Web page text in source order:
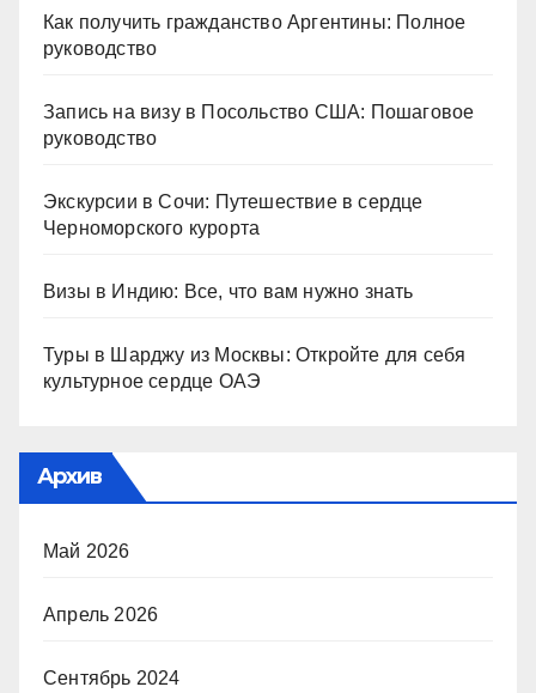
Как получить гражданство Аргентины: Полное
руководство
Запись на визу в Посольство США: Пошаговое
руководство
Экскурсии в Сочи: Путешествие в сердце
Черноморского курорта
Визы в Индию: Все, что вам нужно знать
Туры в Шарджу из Москвы: Откройте для себя
культурное сердце ОАЭ
Архив
Май 2026
Апрель 2026
Сентябрь 2024